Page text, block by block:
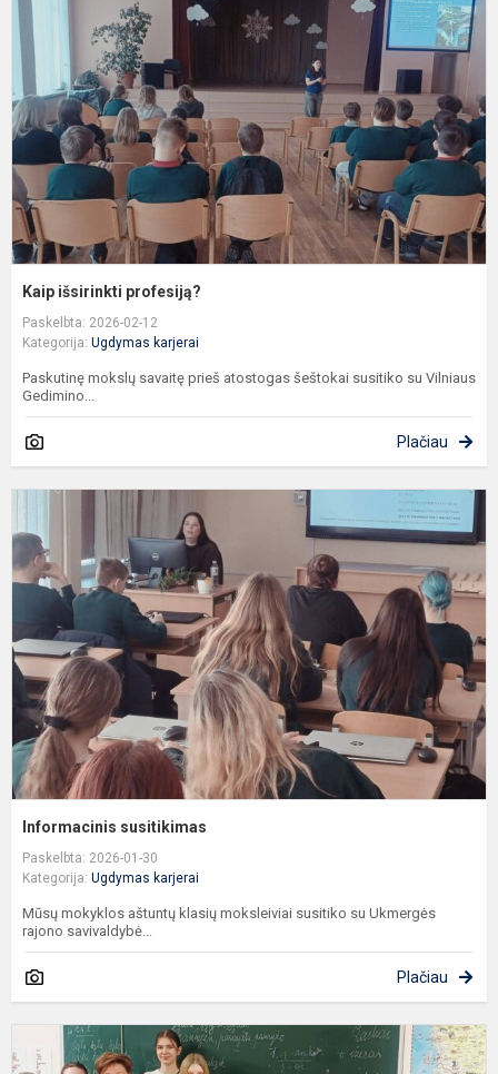
Kaip išsirinkti profesiją?
Paskelbta: 2026-02-12
Kategorija: Ugdymas karjerai
Paskutinę mokslų savaitę prieš atostogas šeštokai susitiko su Vilniaus
Gedimino...
Plačiau
Informacinis susitikimas
Paskelbta: 2026-01-30
Kategorija: Ugdymas karjerai
Mūsų mokyklos aštuntų klasių moksleiviai susitiko su Ukmergės
rajono savivaldybė...
Plačiau